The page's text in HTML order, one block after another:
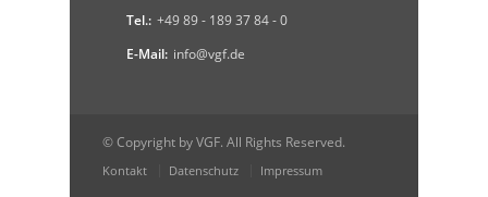
Tel.: +49 89 - 189 37 84 - 0
E-Mail: info@vgf.de
© Copyright by VGF. All Rights Reserved.
Kontakt Datenschutz Impressum